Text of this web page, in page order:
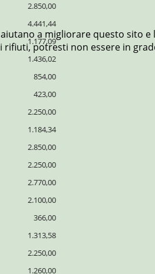
2.850,00
4.441,44
1.177,09
1.436,02
854,00
423,00
2.250,00
1.184,34
2.850,00
2.250,00
2.770,00
2.100,00
366,00
1.313,58
2.250,00
1.260,00
a migliorare questo sito
rifiuti, potresti non essere in